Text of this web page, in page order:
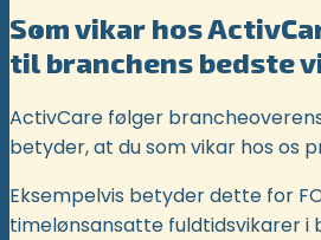
Som vikar hos
til branchens bedste
ActivCare følger
betyder, at du som vikar hos os
Eksempelvis betyder dette for
timelønsansatte fuldtidsvikarer